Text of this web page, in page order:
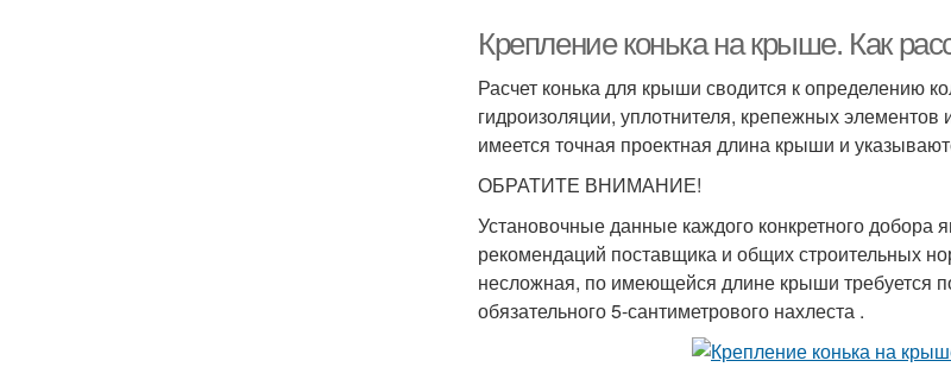
Крепление конька на крыше. Как
Расчет конька для крыши сводится к определению
гидроизоляции, уплотнителя, крепежных элементов
имеется точная проектная длина крыши и
ОБРАТИТЕ ВНИМАНИЕ!
Установочные данные каждого конкретного
рекомендаций поставщика и общих строительных
несложная, по имеющейся длине крыши требуется
обязательного 5-сантиметрового нахлеста .